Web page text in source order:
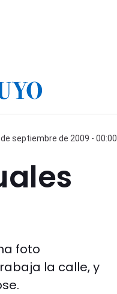
de septiembre de 2009 - 00:00
foto
la calle, y